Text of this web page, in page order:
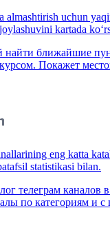
almashtirish uchun
kartada
ближайшие
Покажет
eng katta
statistikasi bilan.
телеграм каналов в
по категориям и с